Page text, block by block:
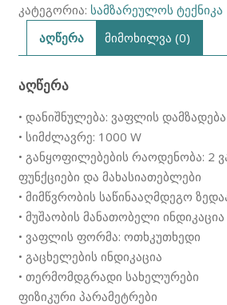
კატეგორია: სამზარეულოს ტექნიკა
აღწერა
მიმოხილვა (0)
ᲐᲦᲬᲔᲠᲐ
• დანიშნულება: ვაფლის დამზადება
• სიმძლავრე: 1000 W
• განყოფილებების რაოდენობა: 2
ფუნქციები და მახასიათებლები
• მიმწვრობის საწინააღმდეგო
• მუშაობის მანათობელი ინდიკაცია
• ვაფლის ფორმა: ოთხკუთხედი
• გაცხელების ინდიკაცია
• თერმომდგრადი სახელურები
ფიზიკური პარამეტრები